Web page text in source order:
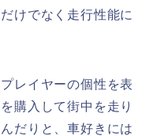
けでなく走行性能に
レイヤーの個性を表
購入して街中を走り
だりと、車好きには